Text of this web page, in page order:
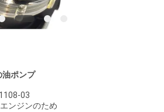
ポンプ
03
ンジンのため